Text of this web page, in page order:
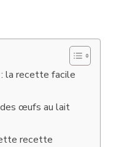
la recette facile
des œufs au lait
recette